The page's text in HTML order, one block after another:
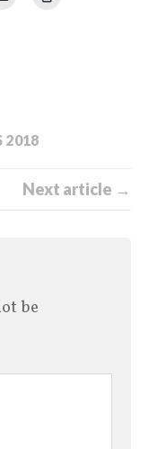
2018
Next article →
be